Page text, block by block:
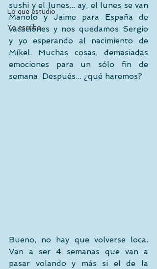
Lo que estudio
Yo escribo
sushi y el lunes... ay, el lunes se van
Manolo y Jaime para España de
vacaciones y nos quedamos Sergio
y yo esperando al nacimiento de
Míkel. Muchas cosas, demasiadas
emociones para un sólo fin de
semana. Después... ¿qué haremos?
Bueno, no hay que volverse loca.
Van a ser 4 semanas que van a
pasar volando y más si el de la